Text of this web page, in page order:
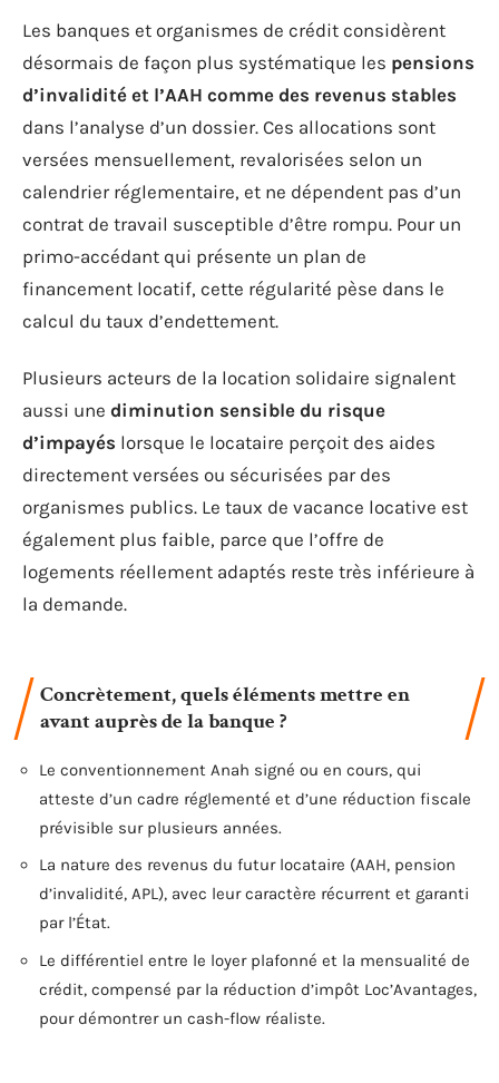
Les banques et organismes de crédit considèrent
désormais de façon plus systématique les pensions
d’invalidité et l’AAH comme des revenus stables
dans l’analyse d’un dossier. Ces allocations sont
versées mensuellement, revalorisées selon un
calendrier réglementaire, et ne dépendent pas d’un
contrat de travail susceptible d’être rompu. Pour un
primo-accédant qui présente un plan de
financement locatif, cette régularité pèse dans le
calcul du taux d’endettement.
Plusieurs acteurs de la location solidaire signalent
aussi une diminution sensible du risque
d’impayés lorsque le locataire perçoit des aides
directement versées ou sécurisées par des
organismes publics. Le taux de vacance locative est
également plus faible, parce que l’offre de
logements réellement adaptés reste très inférieure à
la demande.
Concrètement, quels éléments mettre en
avant auprès de la banque ?
Le conventionnement Anah signé ou en cours, qui
atteste d’un cadre réglementé et d’une réduction fiscale
prévisible sur plusieurs années.
La nature des revenus du futur locataire (AAH, pension
d’invalidité, APL), avec leur caractère récurrent et garanti
par l’État.
Le différentiel entre le loyer plafonné et la mensualité de
crédit, compensé par la réduction d’impôt Loc’Avantages,
pour démontrer un cash-flow réaliste.